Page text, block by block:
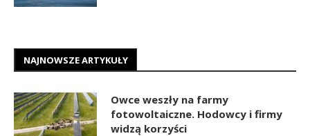
NAJNOWSZE ARTYKUŁY
Owce weszły na farmy
fotowoltaiczne. Hodowcy i firmy
widzą korzyści